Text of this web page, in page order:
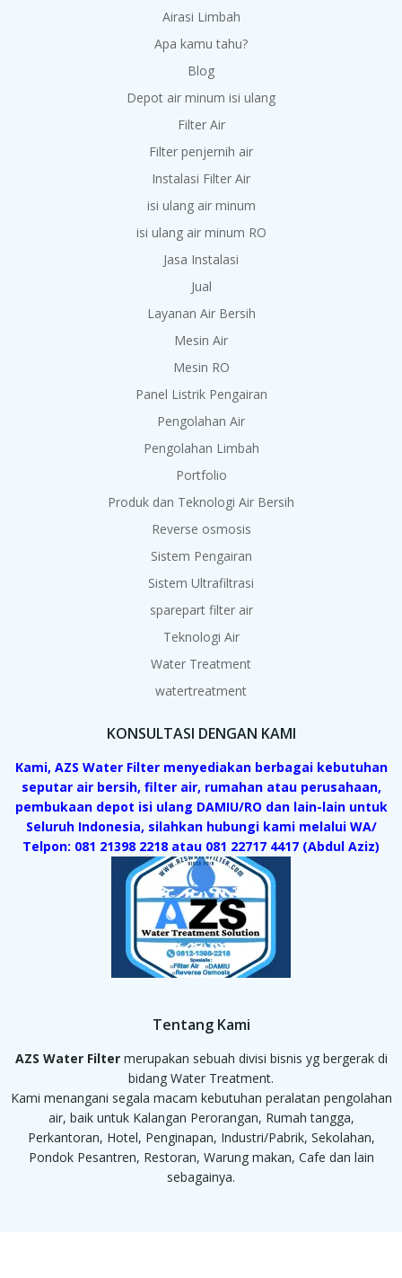
Airasi Limbah
Apa kamu tahu?
Blog
Depot air minum isi ulang
Filter Air
Filter penjernih air
Instalasi Filter Air
isi ulang air minum
isi ulang air minum RO
Jasa Instalasi
Jual
Layanan Air Bersih
Mesin Air
Mesin RO
Panel Listrik Pengairan
Pengolahan Air
Pengolahan Limbah
Portfolio
Produk dan Teknologi Air Bersih
Reverse osmosis
Sistem Pengairan
Sistem Ultrafiltrasi
sparepart filter air
Teknologi Air
Water Treatment
watertreatment
KONSULTASI DENGAN KAMI
Kami, AZS Water Filter menyediakan berbagai kebutuhan
seputar air bersih, filter air, rumahan atau perusahaan,
pembukaan depot isi ulang DAMIU/RO dan lain-lain untuk
Seluruh Indonesia, silahkan hubungi kami melalui WA/
Telpon: 081 21398 2218 atau 081 22717 4417 (Abdul Aziz)
Tentang Kami
AZS Water Filtermerupakan sebuah divisi bisnis yg bergerak di
bidang Water Treatment.
Kami menangani segala macam kebutuhan peralatan pengolahan
air, baik untuk Kalangan Perorangan, Rumah tangga,
Perkantoran, Hotel, Penginapan, Industri/Pabrik, Sekolahan,
Pondok Pesantren, Restoran, Warung makan, Cafe dan lain
sebagainya.